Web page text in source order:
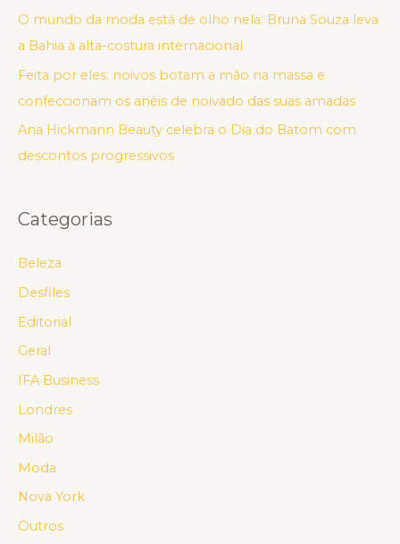
O mundo da moda está de olho nela: Bruna Souza leva
a Bahia à alta-costura internacional
Feita por eles: noivos botam a mão na massa e
confeccionam os anéis de noivado das suas amadas
Ana Hickmann Beauty celebra o Dia do Batom com
descontos progressivos
Categorias
Beleza
Desfiles
Editorial
Geral
IFA Business
Londres
Milão
Moda
Nova York
Outros